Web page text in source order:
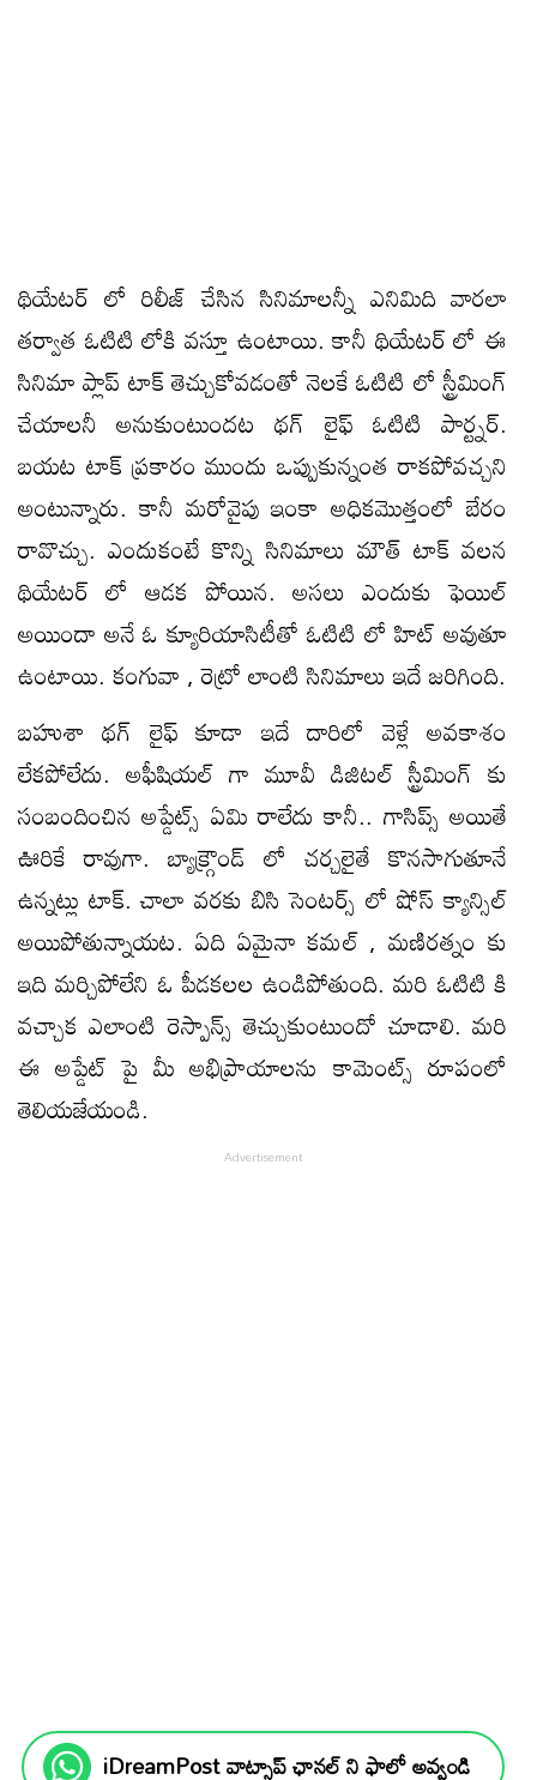
థియేటర్ లో రిలీజ్ చేసిన సినిమాలన్నీ ఎనిమిది వారలా
తర్వాత ఓటిటి లోకి వస్తూ ఉంటాయి. కానీ థియేటర్ లో ఈ
సినిమా ప్లాప్ టాక్ తెచ్చుకోవడంతో నెలకే ఓటిటి లో స్ట్రీమింగ్
చేయాలనీ అనుకుంటుందట థగ్ లైఫ్ ఓటిటి పార్ట్నర్.
బయట టాక్ ప్రకారం ముందు ఒప్పుకున్నంత రాకపోవచ్చని
అంటున్నారు. కానీ మరోవైపు ఇంకా అధికమొత్తంలో బేరం
రావొచ్చు. ఎందుకంటే కొన్ని సినిమాలు మౌత్ టాక్ వలన
థియేటర్ లో ఆడక పోయిన. అసలు ఎందుకు ఫెయిల్
అయిందా అనే ఓ క్యూరియాసిటీతో ఓటిటి లో హిట్ అవుతూ
ఉంటాయి. కంగువా , రెట్రో లాంటి సినిమాలు ఇదే జరిగింది.
బహుశా థగ్ లైఫ్ కూడా ఇదే దారిలో వెళ్లే అవకాశం
లేకపోలేదు. అఫీషియల్ గా మూవీ డిజిటల్ స్ట్రీమింగ్ కు
సంబందించిన అప్డేట్స్ ఏమి రాలేదు కానీ.. గాసిప్స్ అయితే
ఊరికే రావుగా. బ్యాక్గ్రౌండ్ లో చర్చలైతే కొనసాగుతూనే
ఉన్నట్లు టాక్. చాలా వరకు బిసి సెంటర్స్ లో షోస్ క్యాన్సిల్
అయిపోతున్నాయట. ఏది ఏమైనా కమల్ , మణిరత్నం కు
ఇది మర్చిపోలేని ఓ పీడకలల ఉండిపోతుంది. మరి ఓటిటి కి
వచ్చాక ఎలాంటి రెస్పాన్స్ తెచ్చుకుంటుందో చూడాలి. మరి
ఈ అప్డేట్ పై మీ అభిప్రాయాలను కామెంట్స్ రూపంలో
తెలియజేయండి.
iDreamPost వాట్సాప్ ఛానల్ ని ఫాలో అవ్వండి